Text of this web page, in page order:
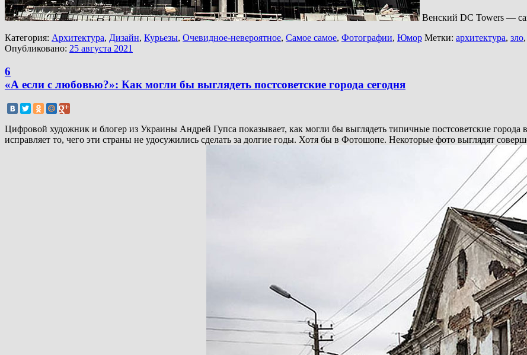
Венский DC Towers —
Категория: Архитектура, Дизайн, Курьезы, Очевидное-невероятное, Самое самое, Фотографии, Юмор Метки: архитектура, зло,
Опубликовано: 25 августа 2021
6
«А если с любовью?»: Как могли бы выглядеть постсоветские города сегодня
Цифровой художник и блогер из Украины Андрей Гупса показывает, как могли бы выглядеть типичные постсоветские
исправляет то, чего эти страны не удосужились сделать за долгие годы. Хотя бы в Фотошопе. Некоторые фото выглядят